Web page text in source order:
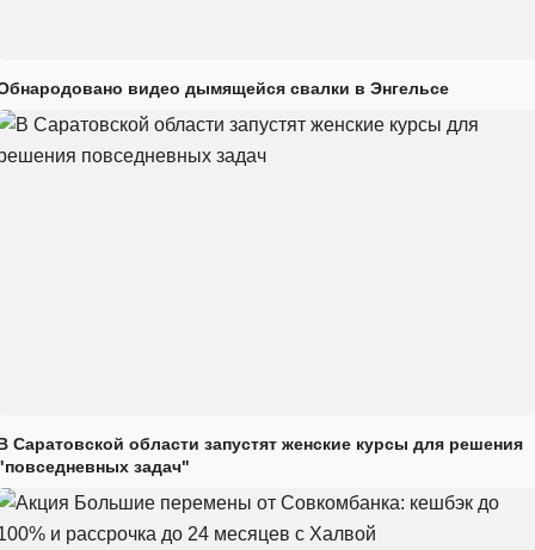
видео дымящейся свалки в Энгельсе
Саратовской области запустят женские курсы для решения
задач"